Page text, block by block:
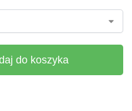
do koszyka